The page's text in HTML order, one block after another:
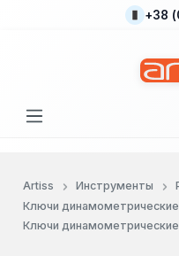
Перейти к основному
+38
Artiss Инструменты
Ключи динамометрические
Ключи динамометрические